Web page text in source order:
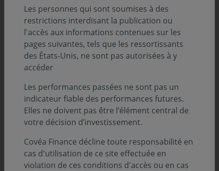
Récompenses
Previous
2025
Les personnes qui sont soumises à des
restrictions interdisant la publication ou
l'accès aux informations contenues sur les
pages suivantes, tels que les ressortissants
des États-Unis, ne sont pas autorisées à y
accéder
Les performances passées ne sont pas un
indicateur fiable des performances futures.
Elles ne doivent pas être l’élément central de
votre décision d’investissement.
Covéa Finance décline toute responsabilité en
cas d'utilisation de ce site effectuée en
violation de ces conditions d'accès ou en cas